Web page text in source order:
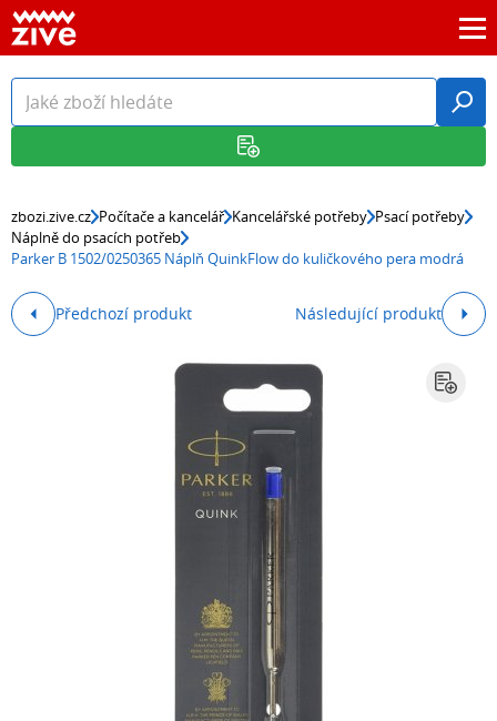
zbozi.zive.cz Počítače a kancelář Kancelářské potřeby Psací potřeby
Náplně do psacích potřeb
Parker B 1502/0250365 Náplň QuinkFlow do kuličkového pera modrá
Předchozí produkt Následující produkt